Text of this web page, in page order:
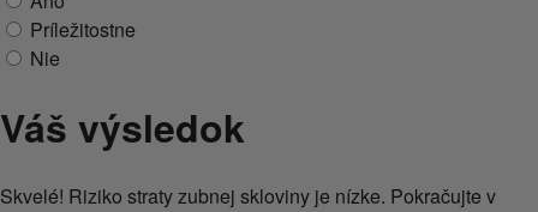
Príležitostne
Nie
Váš výsledok
Skvelé! Riziko straty zubnej skloviny je nízke. Pokračujte v